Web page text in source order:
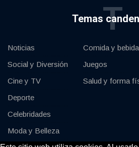
TemasT
Noticias
Social y Diversión
Cine y TV
Deporte
Celebridades
Moda y Belleza
Comida y bebida
Juegos
Salud y forma